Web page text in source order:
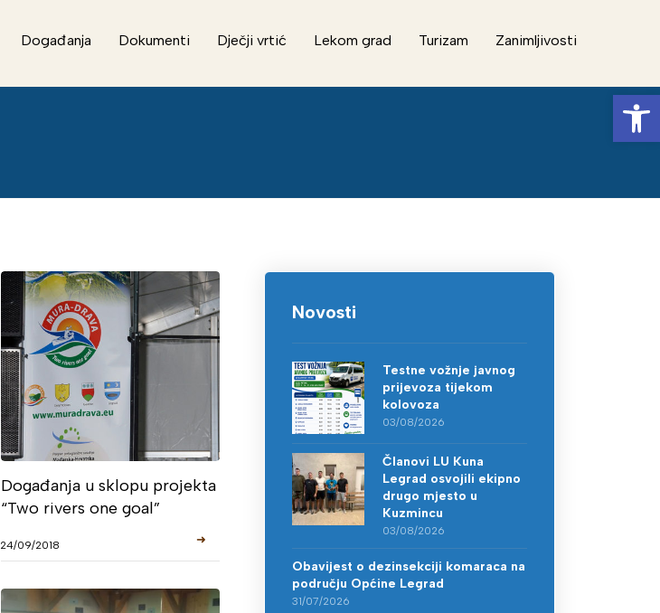
Događanja Dokumenti Dječji vrtić Lekom grad Turizam
Zanimljivosti
Događanja u sklopu projekta
“Two rivers one goal”
24/09/2018 ➜
Novosti
Testne vožnje javnog
prijevoza tijekom
kolovoza
03/08/2026
Članovi LU Kuna
Legrad osvojili ekipno
drugo mjesto u
Kuzmincu
03/08/2026
Obavijest o dezinsekciji komaraca na
području Općine Legrad
31/07/2026